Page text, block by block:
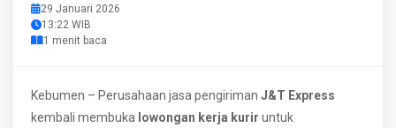
29 Januari 2026
13:22 WIB
1 menit baca
Kebumen – Perusahaan jasa pengiriman J&T Express
kembali membuka lowongan kerja kurir untuk